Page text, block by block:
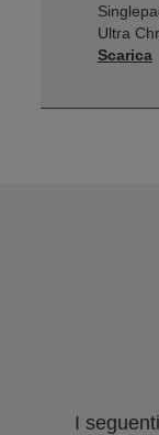
Ultra
Scarica
I